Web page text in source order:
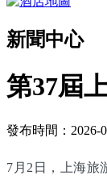
新聞中心
第37屆
發布時間：2026-
7月2日，上海旅